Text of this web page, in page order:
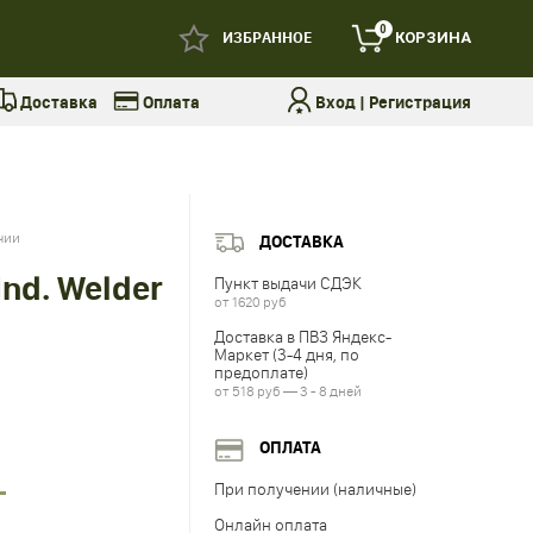
ИЗБРАННОЕ 0 КОРЗИНА
Доставка Оплата Вход| Регистрация
Welder
ДОСТАВКА
Пункт выдачи СДЭК
от 1620 руб
Доставка в ПВЗ Яндекс-
Маркет (3-4 дня, по
предоплате)
от 518 руб — 3 - 8 дней
ОПЛАТА
При получении (наличные)
Онлайн оплата